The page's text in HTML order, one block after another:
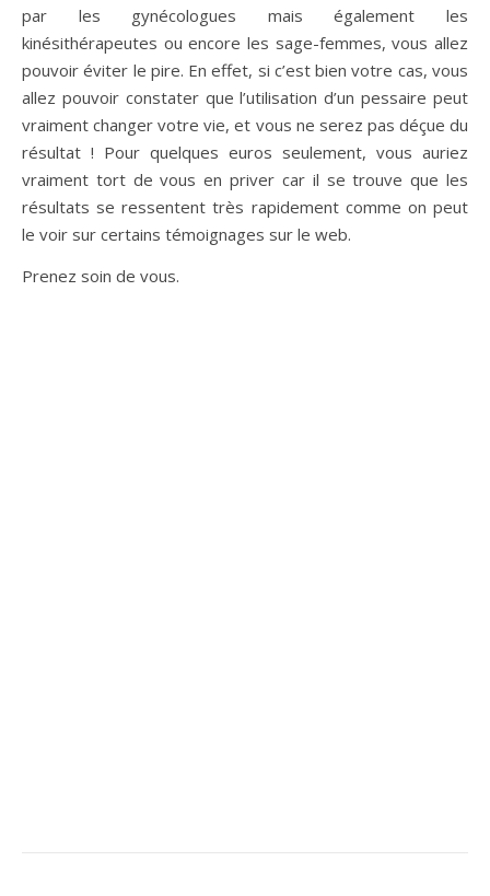
par les gynécologues mais également les
kinésithérapeutes ou encore les sage-femmes, vous allez
pouvoir éviter le pire. En effet, si c’est bien votre cas, vous
allez pouvoir constater que l’utilisation d’un pessaire peut
vraiment changer votre vie, et vous ne serez pas déçue du
résultat ! Pour quelques euros seulement, vous auriez
vraiment tort de vous en priver car il se trouve que les
résultats se ressentent très rapidement comme on peut
le voir sur certains témoignages sur le web.
Prenez soin de vous.